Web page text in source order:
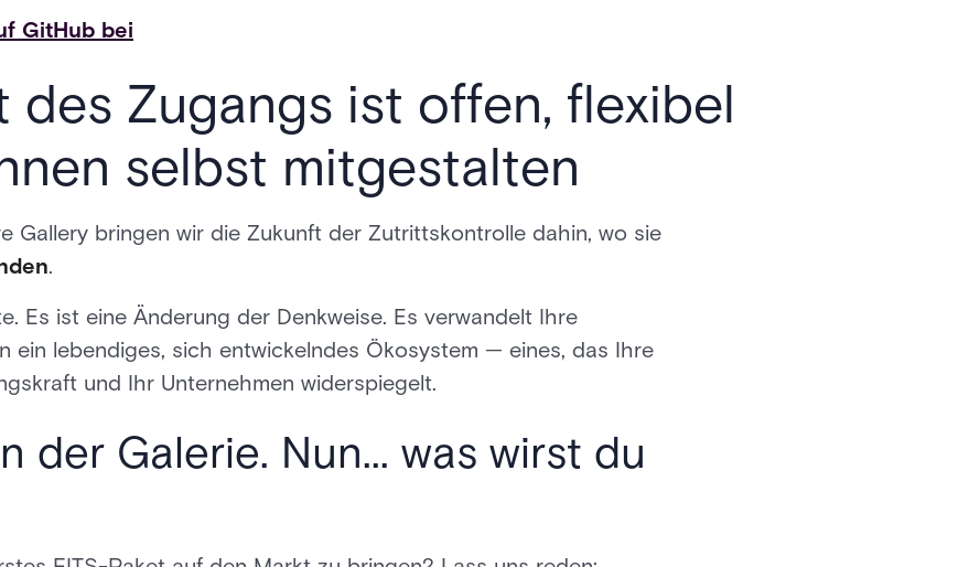
GitHub bei
des Zugangs ist offen, flexibel
selbst mitgestalten
Gallery bringen wir die Zukunft der Zutrittskontrolle dahin, wo sie
.
Es ist eine Änderung der Denkweise. Es verwandelt Ihre
ein lebendiges, sich entwickelndes Ökosystem — eines, das Ihre
und Ihr Unternehmen widerspiegelt.
der Galerie. Nun... was wirst du